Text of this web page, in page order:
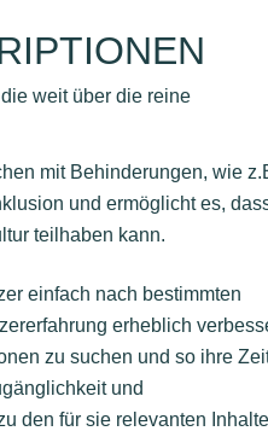
weit über die reine
mit Behinderungen, wie
und ermöglicht es,
teilhaben kann.
einfach nach bestimmten
erheblich
zu suchen und so ihre
und
den für sie relevanten